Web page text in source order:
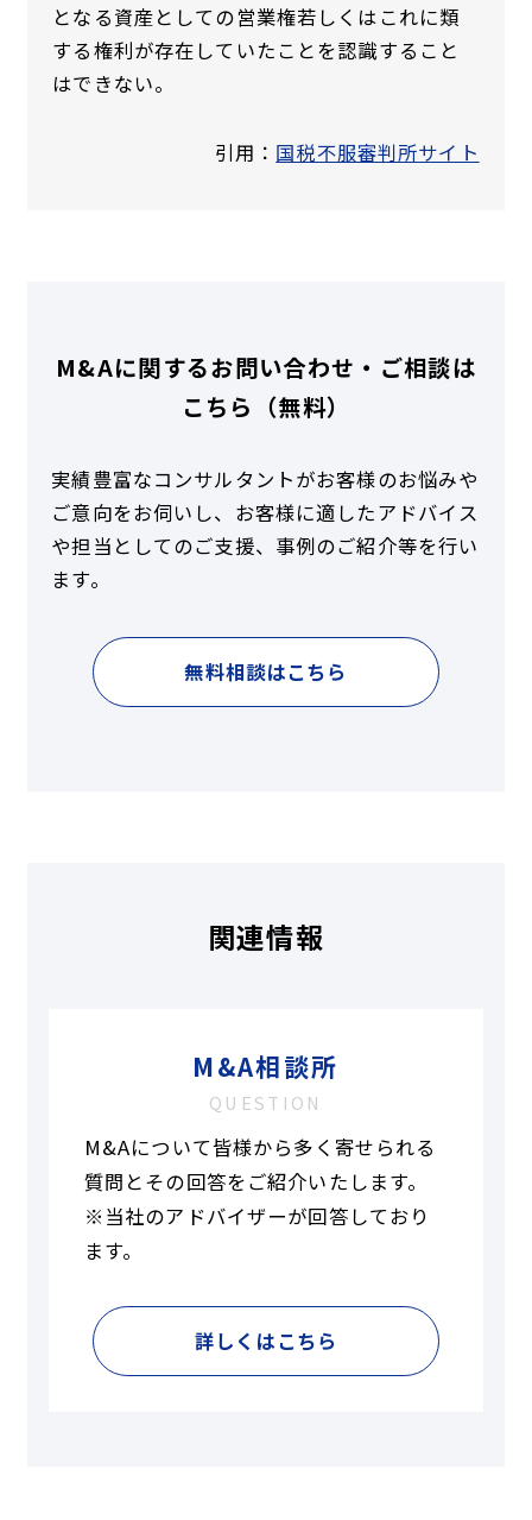
となる資産としての営業権若しくはこれに類
する権利が存在していたことを認識すること
はできない。
引用： 国税不服審判所サイト
M&Aに関するお問い合わせ・ご相談は
こちら（無料）
実績豊富なコンサルタントがお客様のお悩みや
ご意向をお伺いし、お客様に適したアドバイス
や担当としてのご支援、事例のご紹介等を行い
ます。
無料相談はこちら
関連情報
M&A相談所
QUESTION
M&Aについて皆様から多く寄せられる
質問とその回答をご紹介いたします。
※当社のアドバイザーが回答しており
ます。
詳しくはこちら